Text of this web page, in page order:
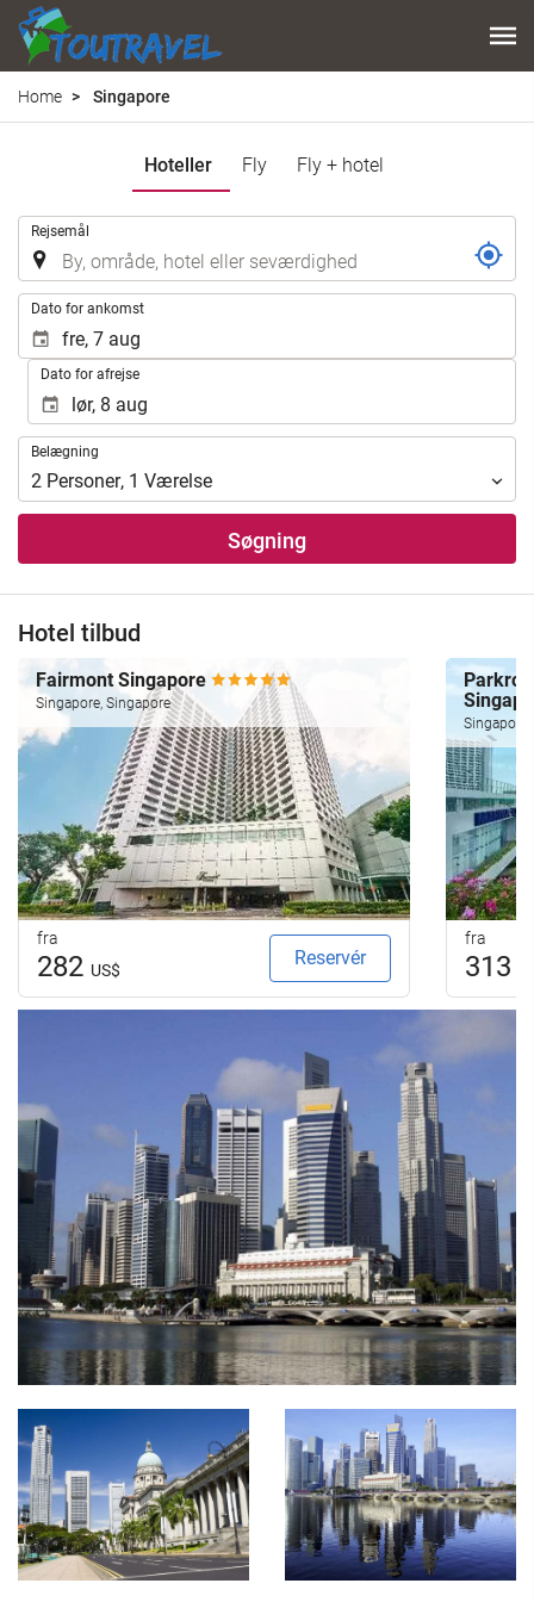
Home Singapore
Hoteller Fly Fly + hotel
Rejsemål
Dato for ankomst
Dato for afrejse
Belægning
Belægning
2 Personer, 1 Værelse
Søgning
Hotel tilbud
Fairmont Singapore
Singapore, Singapore
fra
282 US$
Reservér
fra
313